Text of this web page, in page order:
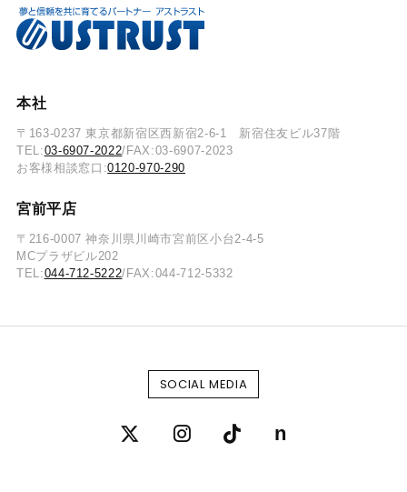
本社
〒163-0237 東京都新宿区西新宿2-6-1 新宿住友ビル37階
TEL:03-6907-2022/FAX:03-6907-2023
お客様相談窓口:0120-970-290
宮前平店
〒216-0007 神奈川県川崎市宮前区小台2-4-5
MCプラザビル202
TEL:044-712-5222/FAX:044-712-5332
SOCIAL MEDIA
n